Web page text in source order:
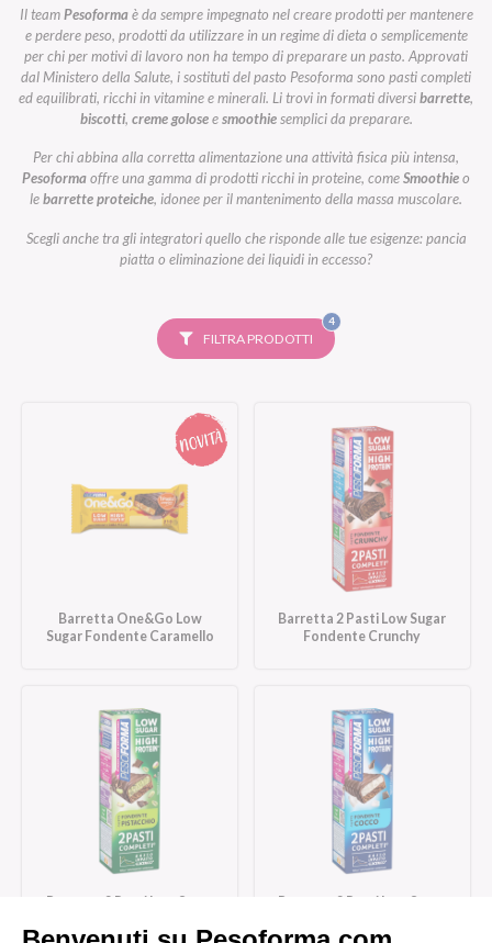
Il teamPesoformaè da sempre impegnato nel creare prodotti per mantenere
e perdere peso, prodotti da utilizzare in un regime di dieta o semplicemente
per chi per motivi di lavoro non ha tempo di preparare un pasto. Approvati
dal Ministero della Salute, i sostituti del pasto Pesoforma sono pasti completi
ed equilibrati, ricchi in vitamine e minerali. Li trovi in formati diversibarrette,
biscotti, creme goloseesmoothiesemplici da preparare.
Per chi abbina alla corretta alimentazione una attività fisica più intensa,
Pesoformaoffre una gamma di prodotti ricchi in proteine, comeSmoothieo
lebarrette proteiche, idonee per il mantenimento della massa muscolare.
Scegli anche tra gli integratori quello che risponde alle tue esigenze: pancia
piatta o eliminazione dei liquidi in eccesso?
FILTRA PRODOTTI
4FILTRI
SELEZIONATI
Barretta One&Go Low
Sugar Fondente Caramello
Barretta 2 Pasti Low Sugar
Fondente Crunchy
Barretta 2 Pasti Low Sugar
Barretta 2 Pasti Low Sugar